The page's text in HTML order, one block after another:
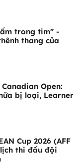
trong tim” -
thang của
Open:
bị loại, Learner
Cup 2026 (AFF
thi đấu đội